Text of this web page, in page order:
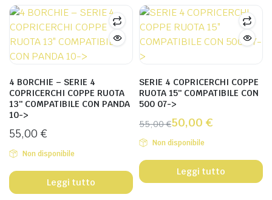
4 BORCHIE – SERIE 4
COPRICERCHI COPPE RUOTA
13″ COMPATIBILE CON PANDA
10->
55,00 €
Non disponibile
Leggi tutto
SERIE 4 COPRICERCHI COPPE
RUOTA 15″ COMPATIBILE CON
500 07->
55,00€50,00 €
Non disponibile
Leggi tutto